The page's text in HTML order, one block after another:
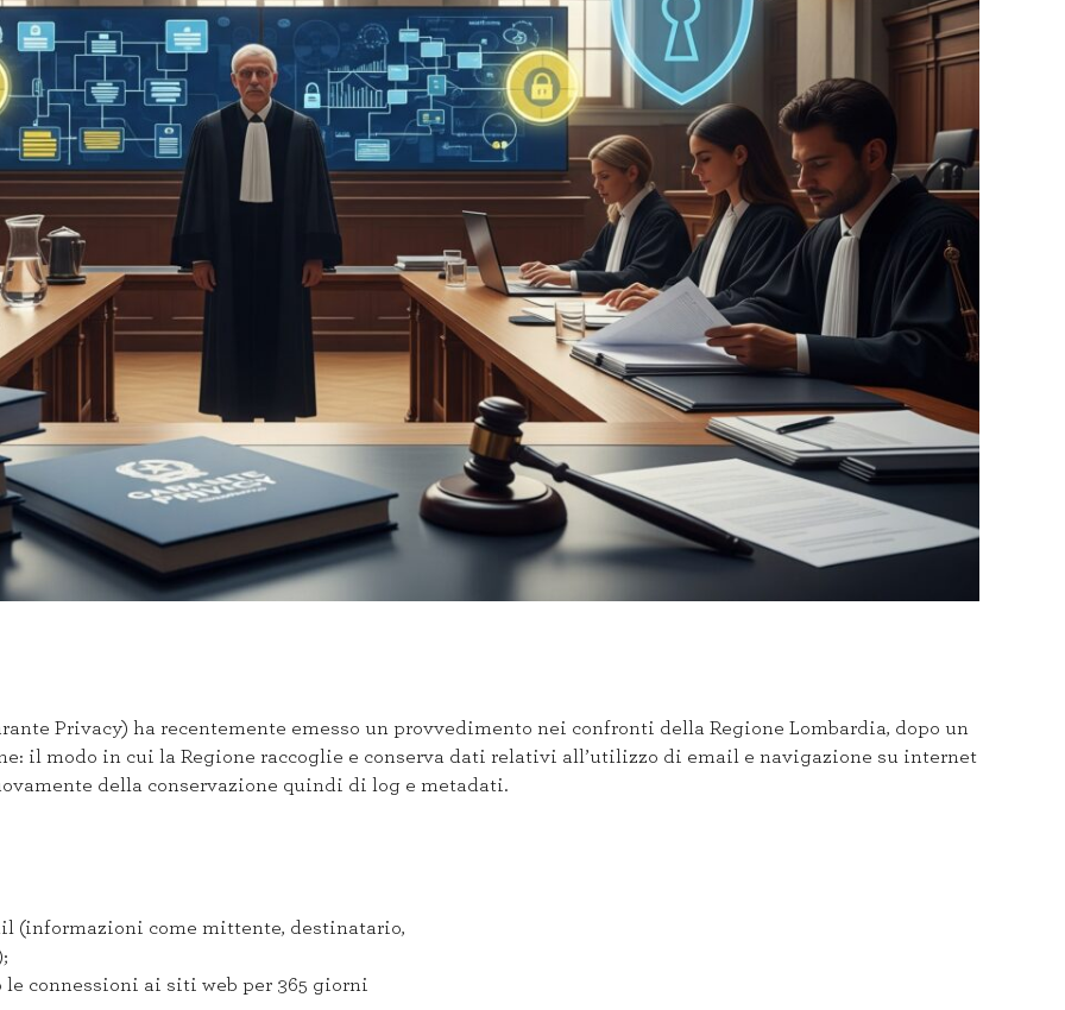
Privacy) ha recentemente emesso un provvedimento nei confronti della Regione Lombardia, dopo un
il modo in cui la Regione raccoglie e conserva dati relativi all’utilizzo di email e navigazione su internet
della conservazione quindi di log e metadati.
(informazioni come mittente, destinatario,
connessioni ai siti web per 365 giorni